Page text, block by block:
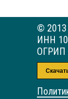
© 2013
ИНН
ОГРИП